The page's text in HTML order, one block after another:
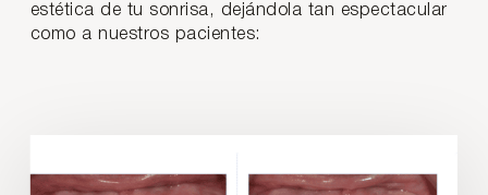
estética de tu sonrisa, dejándola tan espectacular
como a nuestros pacientes: